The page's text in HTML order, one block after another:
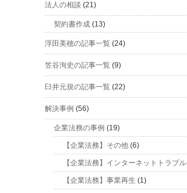
法人の相談 (21)
契約書作成 (13)
浮田美穂の記事一覧 (24)
笠谷洵史の記事一覧 (9)
臼井元規の記事一覧 (22)
解決事例 (56)
企業法務の事例 (19)
【企業法務】その他 (6)
【企業法務】インターネットトラブル
【企業法務】事業再生 (1)